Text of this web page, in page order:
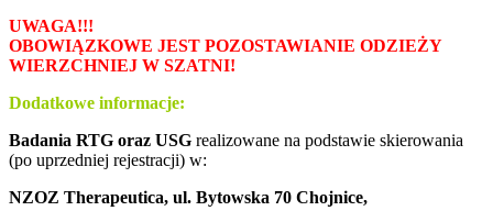
UWAGA!!!
OBOWIĄZKOWE JEST POZOSTAWIANIE ODZIEŻY
WIERZCHNIEJ W SZATNI!
Dodatkowe informacje:
Badania RTG oraz USG realizowane na podstawie skierowania
(po uprzedniej rejestracji) w:
NZOZ Therapeutica, ul. Bytowska 70 Chojnice,